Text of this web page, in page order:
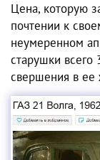
Цена, которую
почтении к
неумеренном
старушки всего
свершения в